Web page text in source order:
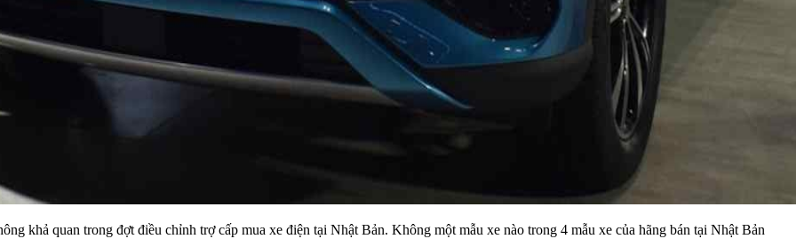
khả quan trong đợt điều chỉnh trợ cấp mua xe điện tại Nhật Bản. Không một mẫu xe nào trong 4 mẫu xe của hãng bán tại Nhật Bản